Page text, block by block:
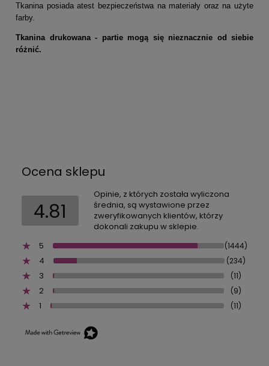
Tkanina posiada atest bezpieczeństwa na materiały oraz na użyte
farby.
Tkanina drukowana - partie mogą się nieznacznie od siebie
różnić.
Ocena sklepu
4.81
Opinie, z których została wyliczona
średnia, są wystawione przez
zweryfikowanych klientów, którzy
dokonali zakupu w sklepie.
5
(1444)
4 (234)
3 (11)
2 (9)
1 (11)